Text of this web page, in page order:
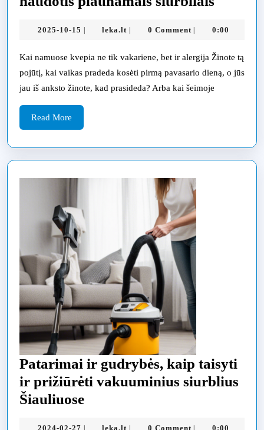
visai
šeimai:
2025-10-15 2025-leka.lt leka.lt0 Comment 0:00
Kai namuose kvepia ne tik vakariene, bet ir alergija Žinote tą
pojūtį, kai vaikas pradeda kosėti pirmą pavasario dieną, o jūs
jau iš anksto žinote, kad prasideda? Arba kai šeimoje
Read More
More
Patarimai ir gudrybės, kaip taisyti
ir prižiūrėti vakuuminius siurblius
ŠiauliuosePatarimai
2024-02-27 2024-leka.lt leka.lt0 Comment 0:00